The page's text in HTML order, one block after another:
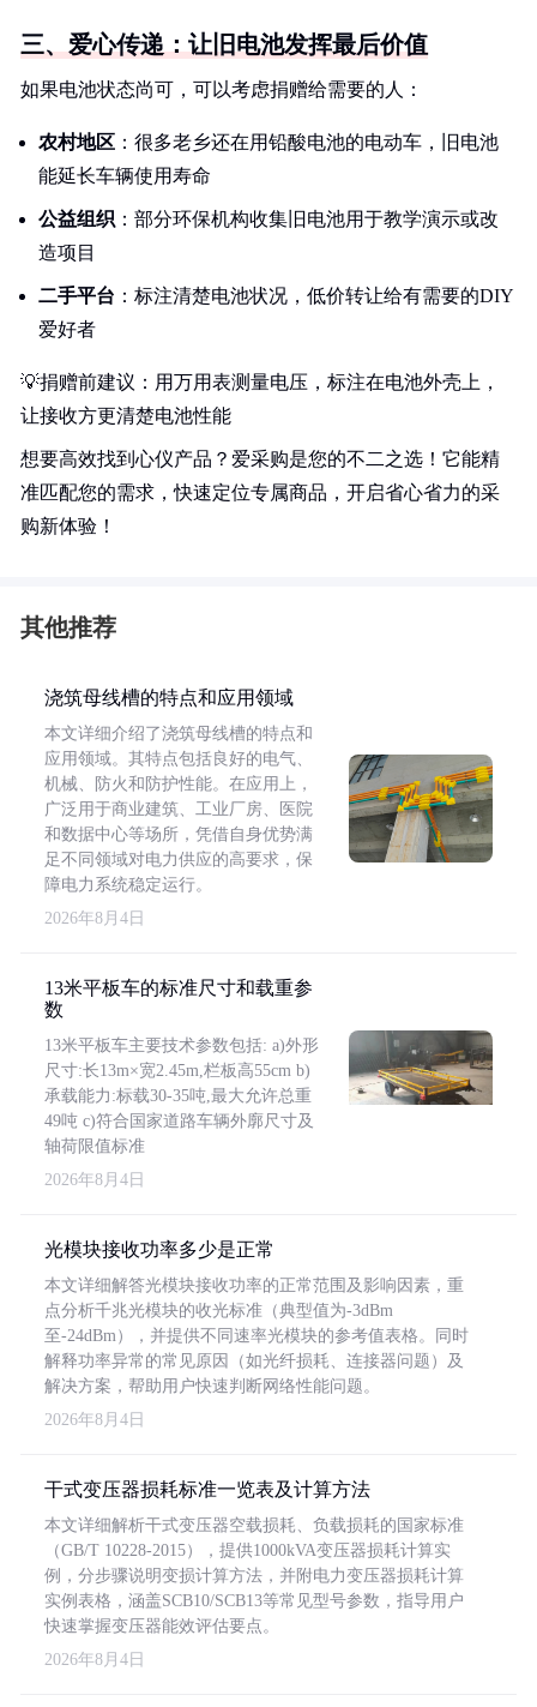
三、爱心传递：让旧电池发挥最后价值
如果电池状态尚可，可以考虑捐赠给需要的人：
农村地区 ：很多老乡还在用铅酸电池的电动车，旧电池
能延长车辆使用寿命
公益组织 ：部分环保机构收集旧电池用于教学演示或改
造项目
二手平台 ：标注清楚电池状况，低价转让给有需要的DIY
爱好者
💡捐赠前建议：用万用表测量电压，标注在电池外壳上，
让接收方更清楚电池性能
想要高效找到心仪产品？爱采购是您的不二之选！它能精
准匹配您的需求，快速定位专属商品，开启省心省力的采
购新体验！
其他推荐
浇筑母线槽的特点和应用领域
本文详细介绍了浇筑母线槽的特点和
应用领域。其特点包括良好的电气、
机械、防火和防护性能。在应用上，
广泛用于商业建筑、工业厂房、医院
和数据中心等场所，凭借自身优势满
足不同领域对电力供应的高要求，保
障电力系统稳定运行。
2026年8月4日
13米平板车的标准尺寸和载重参
数
13米平板车主要技术参数包括: a)外形
尺寸:长13m×宽2.45m,栏板高55cm b)
承载能力:标载30-35吨,最大允许总重
49吨 c)符合国家道路车辆外廓尺寸及
轴荷限值标准
2026年8月4日
光模块接收功率多少是正常
本文详细解答光模块接收功率的正常范围及影响因素，重
点分析千兆光模块的收光标准（典型值为-3dBm
至-24dBm），并提供不同速率光模块的参考值表格。同时
解释功率异常的常见原因（如光纤损耗、连接器问题）及
解决方案，帮助用户快速判断网络性能问题。
2026年8月4日
干式变压器损耗标准一览表及计算方法
本文详细解析干式变压器空载损耗、负载损耗的国家标准
（GB/T 10228-2015），提供1000kVA变压器损耗计算实
例，分步骤说明变损计算方法，并附电力变压器损耗计算
实例表格，涵盖SCB10/SCB13等常见型号参数，指导用户
快速掌握变压器能效评估要点。
2026年8月4日